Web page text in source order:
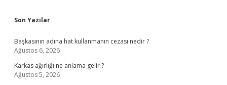
Sidebar
Son Yazılar
Başkasının adına hat kullanmanın cezası nedir ?
Ağustos 6, 2026
Karkas ağırlığı ne anlama gelir ?
Ağustos 5, 2026